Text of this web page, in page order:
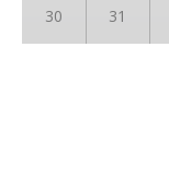
30 31